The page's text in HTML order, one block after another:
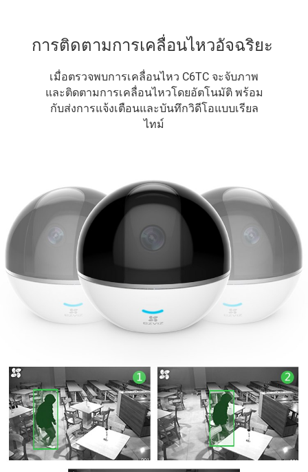
การติดตามการเคลื่อนไหวอัจฉริยะ
เมื่อตรวจพบการเคลื่อนไหว C6TC จะจับภาพ
และติดตามการเคลื่อนไหวโดยอัตโนมัติ พร้อม
กับส่งการแจ้งเตือนและบันทึกวิดีโอแบบเรียล
ไทม์